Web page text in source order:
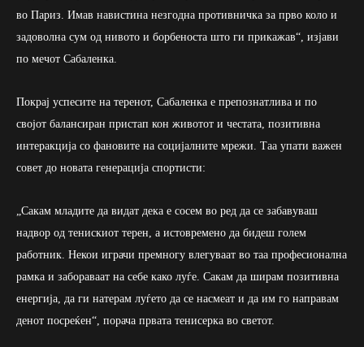
во Париз. Имав навистина незгодна противничка за прво коло и
задоволна сум од нивото и борбеноста што ги прикажав“, изјави
по мечот Сабаленка.
Покрај успесите на теренот, Сабаленка е препознатлива и по
својот балансиран пристап кон животот и честата, позитивна
интеракција со фановите на социјалните мрежи. Таа упати важен
совет до новата генерација спортисти:
„Сакам младите да видат дека е сосем во ред да се забавуваш
надвор од тенискиот терен, а истовремено да бидеш голем
работник. Некои играчи премногу влегуваат во таа професионална
рамка и забораваат на себе како луѓе. Сакам да ширам позитивна
енергија, да ги натерам луѓето да се насмеат и да им го направам
денот посреќен“, порача првата тенисерка во светот.